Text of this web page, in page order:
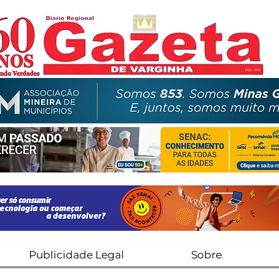
Publicidade Legal Sobre